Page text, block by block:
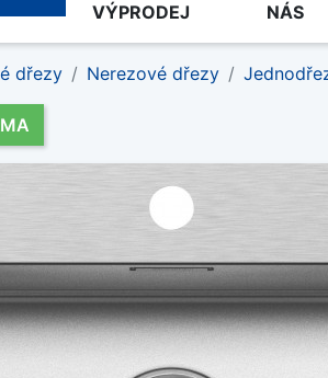
VÝPRODEJ
NÁS
dřezy Nerezové dřezy